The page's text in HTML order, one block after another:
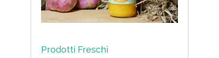
Prodotti Freschi